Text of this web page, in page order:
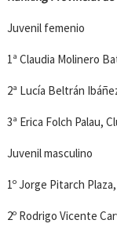
Juvenil femenio
1ª Claudia Molinero
2ª Lucía Beltrán
3ª Erica Folch Palau,
Juvenil masculino
1º Jorge Pitarch
2º Rodrigo Vicente